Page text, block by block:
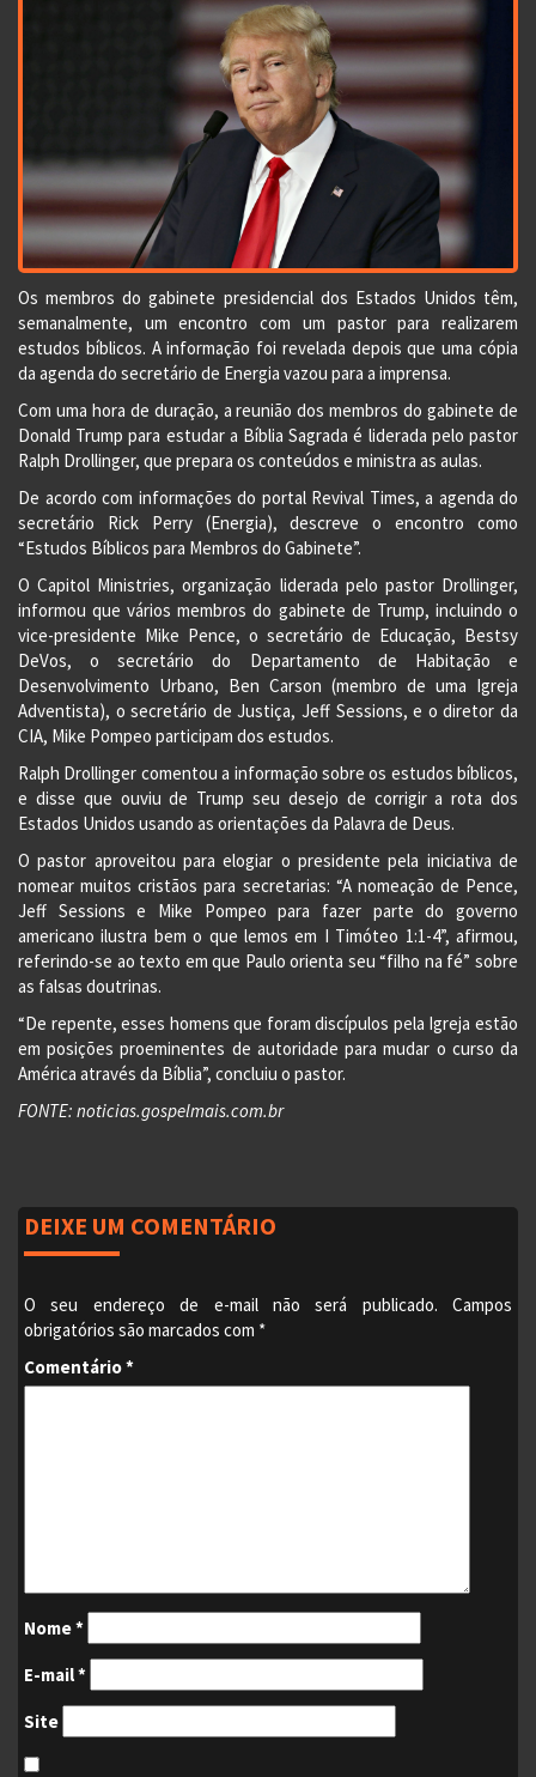
Os membros do gabinete presidencial dos Estados Unidos têm,
semanalmente, um encontro com um pastor para realizarem
estudos bíblicos. A informação foi revelada depois que uma cópia
da agenda do secretário de Energia vazou para a imprensa.
Com uma hora de duração, a reunião dos membros do gabinete de
Donald Trump para estudar a Bíblia Sagrada é liderada pelo pastor
Ralph Drollinger, que prepara os conteúdos e ministra as aulas.
De acordo com informações do portal Revival Times, a agenda do
secretário Rick Perry (Energia), descreve o encontro como
“Estudos Bíblicos para Membros do Gabinete”.
O Capitol Ministries, organização liderada pelo pastor Drollinger,
informou que vários membros do gabinete de Trump, incluindo o
vice-presidente Mike Pence, o secretário de Educação, Bestsy
DeVos, o secretário do Departamento de Habitação e
Desenvolvimento Urbano, Ben Carson (membro de uma Igreja
Adventista), o secretário de Justiça, Jeff Sessions, e o diretor da
CIA, Mike Pompeo participam dos estudos.
Ralph Drollinger comentou a informação sobre os estudos bíblicos,
e disse que ouviu de Trump seu desejo de corrigir a rota dos
Estados Unidos usando as orientações da Palavra de Deus.
O pastor aproveitou para elogiar o presidente pela iniciativa de
nomear muitos cristãos para secretarias: “A nomeação de Pence,
Jeff Sessions e Mike Pompeo para fazer parte do governo
americano ilustra bem o que lemos em I Timóteo 1:1-4”, afirmou,
referindo-se ao texto em que Paulo orienta seu “filho na fé” sobre
as falsas doutrinas.
“De repente, esses homens que foram discípulos pela Igreja estão
em posições proeminentes de autoridade para mudar o curso da
América através da Bíblia”, concluiu o pastor.
FONTE: noticias.gospelmais.com.br
DEIXE UM COMENTÁRIO
O seu endereço de e-mail não será publicado.
Campos
obrigatórios são marcados com *
Comentário*
Nome*
E-mail*
Site